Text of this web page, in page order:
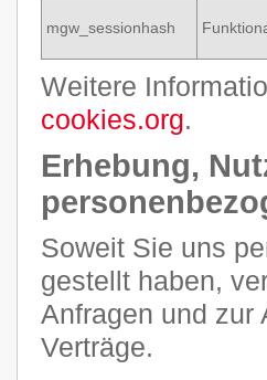
mgw_sessionhash
Weitere
cookies.org.
Erhebung,
Soweit Sie uns
gestellt haben,
Anfragen und zur
Verträge.